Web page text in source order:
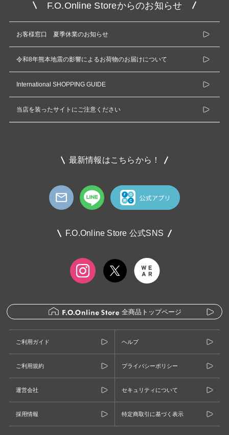
F.O.Online Storeからのお知らせ
お客様窓口 夏季休業のお知らせ
令和8年熊本地震の影響によるお荷物のお届けについて
International SHOPPING GUIDE
当店を装ったサイトにご注意ください
最新情報はこちらから！
F.O.Online Store 公式SNS
全商品トップページ
ご利用ガイド ヘルプ
ご利用規約 プライバシーポリシー
運営会社 セキュリティについて
採用情報 特定商取引に基づく表示